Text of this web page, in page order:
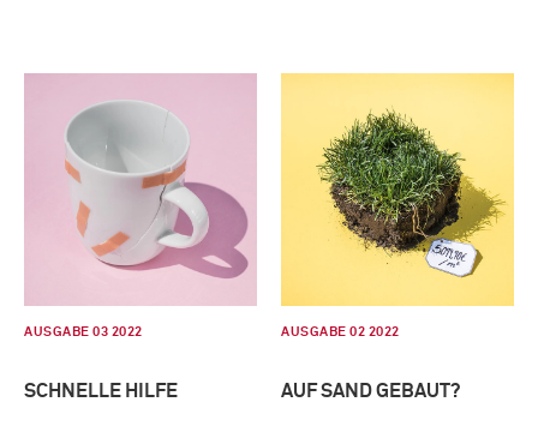
AUSGABE 03 2022
SCHNELLE HILFE
AUSGABE 02 2022
AUF SAND GEBAUT?